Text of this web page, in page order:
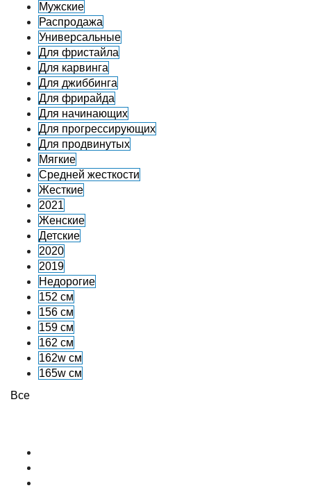
Мужские
Распродажа
Универсальные
Для фристайла
Для карвинга
Для джиббинга
Для фрирайда
Для начинающих
Для прогрессирующих
Для продвинутых
Мягкие
Средней жесткости
Жесткие
2021
Женские
Детские
2020
2019
Недорогие
152 см
156 см
159 см
162 см
162w см
165w см
Все